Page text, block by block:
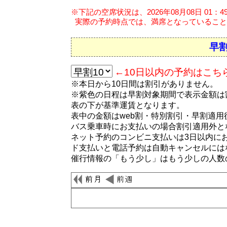
※下記の空席状況は、2026年08月08日 01：
実際の予約時点では、満席となっているこ
早
←10日以内の予約はこち
※本日から10日間は割引がありません。
※紫色の日程は早割対象期間で表示金額
表の下が基準運賃となります。
表中の金額はweb割・特別割引・早割適
バス乗車時にお支払いの場合割引適用外
ネット予約のコンビニ支払いは3日以内に
ド支払いと電話予約は自動キャンセルに
催行情報の「もう少し」はもう少しの人